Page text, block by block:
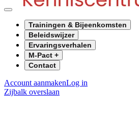
Trainingen & Bijeenkomsten
Beleidswijzer
Ervaringsverhalen
M-Pact +
Contact
Account aanmakenLog in
Zijbalk overslaan